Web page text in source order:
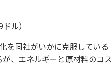
ル）
を同社がいかに克服している
、エネルギーと原材料のコス